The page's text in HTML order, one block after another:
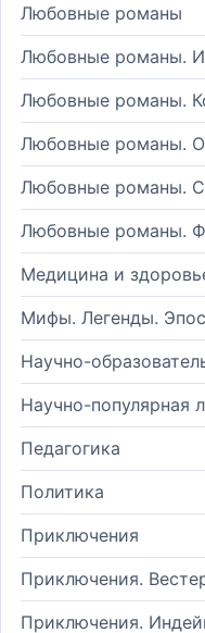
Любовные романы
Любовные романы.
Любовные романы.
Любовные романы.
Любовные романы.
Любовные романы.
Медицина и
Мифы. Легенды. Эпос
Научно-
Научно-популярная
Педагогика
Политика
Приключения
Приключения.
Приключения.